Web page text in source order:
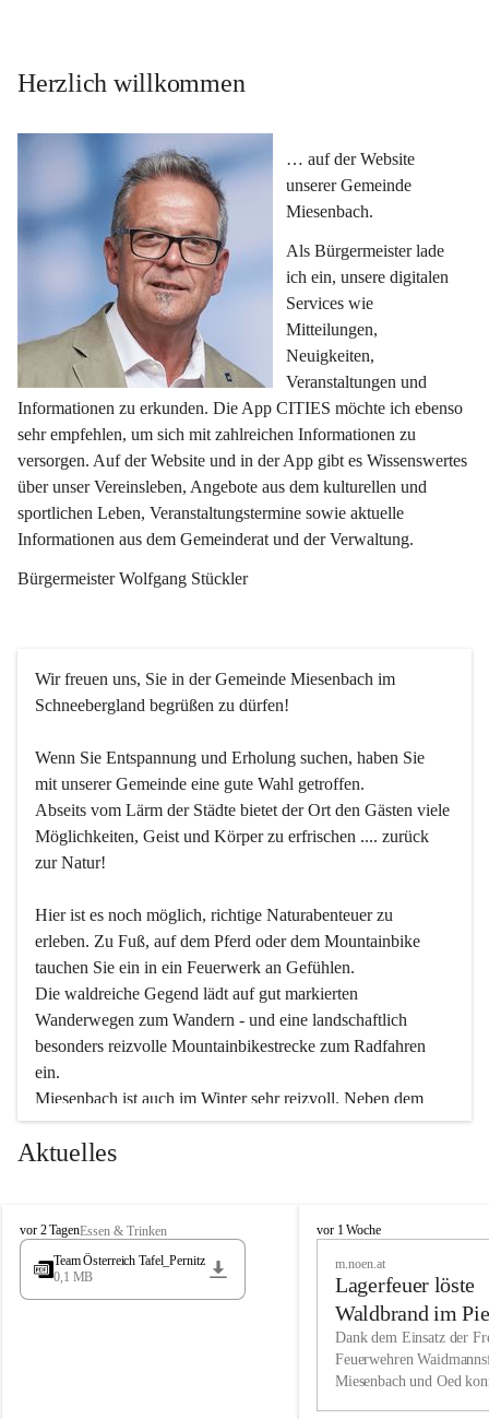
Herzlich willkommen
… auf der Website
unserer Gemeinde
Miesenbach.
Als Bürgermeister lade
ich ein, unsere digitalen
Services wie
Mitteilungen,
Neuigkeiten,
Veranstaltungen und
Informationen zu erkunden. Die App CITIES möchte ich ebenso
sehr empfehlen, um sich mit zahlreichen Informationen zu
versorgen. Auf der Website und in der App gibt es Wissenswertes
über unser Vereinsleben, Angebote aus dem kulturellen und
sportlichen Leben, Veranstaltungstermine sowie aktuelle
Informationen aus dem Gemeinderat und der Verwaltung.
Bürgermeister Wolfgang Stückler
Wir freuen uns, Sie in der Gemeinde Miesenbach im
Schneebergland begrüßen zu dürfen!
Wenn Sie Entspannung und Erholung suchen, haben Sie
mit unserer Gemeinde eine gute Wahl getroffen.
Abseits vom Lärm der Städte bietet der Ort den Gästen viele
Möglichkeiten, Geist und Körper zu erfrischen .... zurück
zur Natur!
Hier ist es noch möglich, richtige Naturabenteuer zu
erleben. Zu Fuß, auf dem Pferd oder dem Mountainbike
tauchen Sie ein in ein Feuerwerk an Gefühlen.
Die waldreiche Gegend lädt auf gut markierten
Wanderwegen zum Wandern - und eine landschaftlich
besonders reizvolle Mountainbikestrecke zum Radfahren
ein.
Miesenbach ist auch im Winter sehr reizvoll. Neben dem
Eisstockschießen gibt es auf dem nahe gelegenen Unterberg
wunderschöne Naturschneepisten, die zum Schifahren oder
vielfältige Angebot unserer Kulturvereine.
Überzeugen Sie sich selbst, dass Sie in Miesenbach sowie
in den Beherbergungsbetrieben, Gaststätten und urigen
Wir kennen Miesenbach als lebens- und liebenswerten Ort.
Tradition und Innovation werden ebenso groß geschrieben
Aktuelles
M
i
s
vor 2 TagenEssen & Trinken
Team Österreich Tafel_Pernitz
0,1 MB
M
h
vor 1 Woche
m.noen.at
Lagerfeuer löste
Waldbrand im
aus
Dank dem Einsatz der
Feuerwehren
Miesenbach und Oed